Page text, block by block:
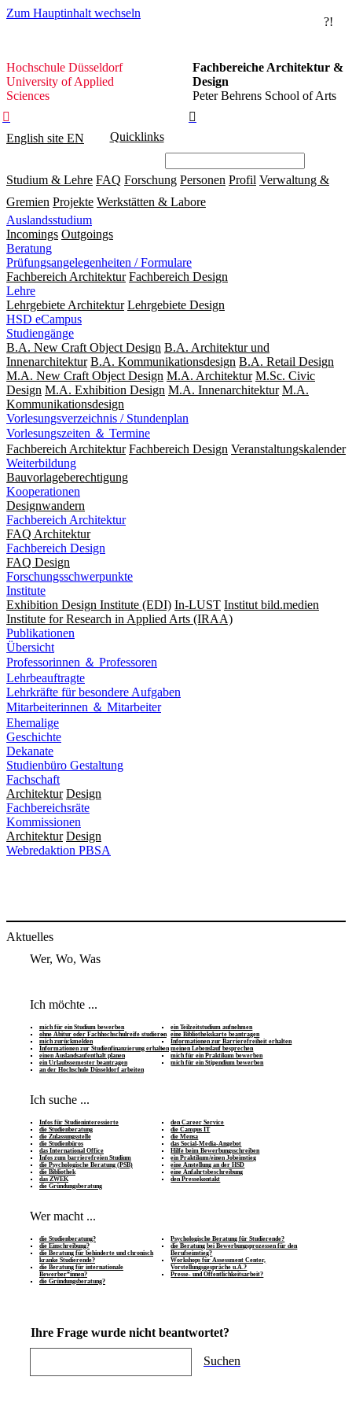
Zum Hauptinhalt wechseln
?!
Hochschule
Düsseldorf
Hochschule Düsseldorf
University of Applied
Sciences
Fachbereiche Architektur &
Design
Peter Behrens School of Arts


English site EN Quicklinks
Studium & Lehre FAQ Forschung Personen Profil Verwaltung &
Gremien Projekte Werkstätten & Labore
Auslandsstudium
Incomings Outgoings
Beratung
Prüfungsangelegenheiten / Formulare
Fachbereich Architektur Fachbereich Design
Lehre
Lehrgebiete Architektur Lehrgebiete Design
HSD eCampus
Studiengänge
B.A. New Craft Object Design B.A. Architektur und
Innenarchitektur B.A. Kommunikationsdesign B.A. Retail Design
M.A. New Craft Object Design M.A. Architektur M.Sc. Civic
Design M.A. Exhibition Design M.A. Innenarchitektur M.A.
Kommunikationsdesign
Vorlesungsverzeichnis / Stundenplan
Vorlesungszeiten ＆ Termine
Fachbereich Architektur Fachbereich Design Veranstaltungskalender
Weiterbildung
Bauvorlageberechtigung
Kooperationen
Designwandern
Fachbereich Architektur
FAQ Architektur
Fachbereich Design
FAQ Design
Forschungsschwerpunkte
Institute
Exhibition Design Institute (EDI) In-LUST Institut bild.medien
Institute for Research in Applied Arts (IRAA)
Publikationen
Übersicht
Professorinnen ＆ Professoren
Lehrbeauftragte
Lehrkräfte für besondere Aufgaben
Mitarbeiterinnen ＆ Mitarbeiter
Ehemalige
Geschichte
Dekanate
Studienbüro Gestaltung
Fachschaft
Architektur Design
Fachbereichsräte
Kommissionen
Architektur Design
Webredaktion PBSA
Aktuelles
Wer, Wo, Was
Ich möchte ...
mich für ein Studium bewerben
ohne Abitur oder Fachhochschulreife studieren
mich zurückmelden
Informationen zur Studienfinanzierung erhalten
einen Auslandsaufenthalt planen
ein Urlaubssemester beantragen
an der Hochschule Düsseldorf arbeiten
ein Teilzeitstudium aufnehmen
eine Bibliothekskarte beantragen
Informationen zur Barrierefreiheit erhalten
meinen Lebenslauf besprechen
mich für ein Praktikum bewerben
mich für ein Stipendium bewerben
Ich suche ...
Infos für Studieninteressierte
die Studienberatung
die Zulassungsstelle
die Studienbüros
das International Office
Infos zum barrierefreien Studium
die Psychologische Beratung (PSB)
die Bibliothek
das ZWEK
die Gründungsberatung
den Career Service
die Campus IT
die Mensa
das Social-Media-Angebot
Hilfe beim Bewerbungsschreiben
ein Praktikum/einen Jobeinstieg
eine Anstellung an der HSD
eine Anfahrtsbeschreibung
den Pressekontakt
Wer macht ...
die Studienberatung?
die Einschreibung?
die Beratung für behinderte und chronisch
kranke Studierende?
die Beratung für internationale
Bewerber*innen?
die Gründungsberatung?
Psychologische Beratung für Studierende?
die Beratung bei Bewerbungsprozessen für den
Berufseinstieg?
Workshops für Assessment Center,
Vorstellungsgespräche u.Ä.?
Presse- und Öffentlichkeitsarbeit?
Ihre Frage wurde nicht beantwortet?
Suchen